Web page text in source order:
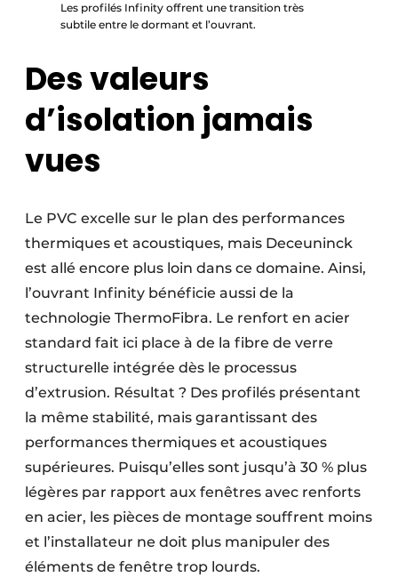
Les profilés Infinity offrent une transition très
subtile entre le dormant et l’ouvrant.
Des valeurs
d’isolation jamais
vues
Le PVC excelle sur le plan des performances
thermiques et acoustiques, mais Deceuninck
est allé encore plus loin dans ce domaine. Ainsi,
l’ouvrant Infinity bénéficie aussi de la
technologie ThermoFibra. Le renfort en acier
standard fait ici place à de la fibre de verre
structurelle intégrée dès le processus
d’extrusion. Résultat ? Des profilés présentant
la même stabilité, mais garantissant des
performances thermiques et acoustiques
supérieures. Puisqu’elles sont jusqu’à 30 % plus
légères par rapport aux fenêtres avec renforts
en acier, les pièces de montage souffrent moins
et l’installateur ne doit plus manipuler des
éléments de fenêtre trop lourds.